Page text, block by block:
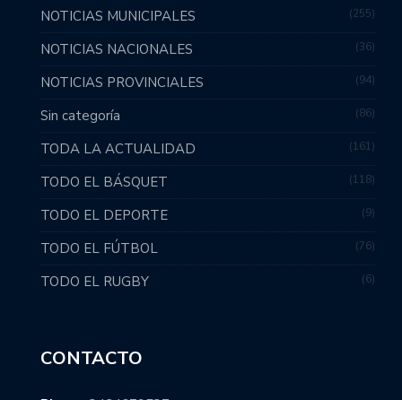
NOTICIAS MUNICIPALES 255
NOTICIAS NACIONALES 36
NOTICIAS PROVINCIALES 94
Sin categoría 86
TODA LA ACTUALIDAD 161
TODO EL BÁSQUET 118
TODO EL DEPORTE 9
TODO EL FÚTBOL 76
TODO EL RUGBY 6
CONTACTO